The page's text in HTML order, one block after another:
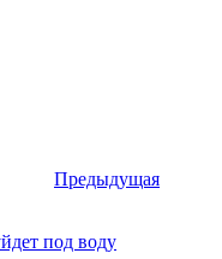
Предыдущая
под воду